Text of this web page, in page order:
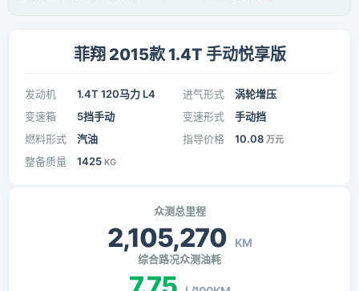
菲翔 2015款 1.4T 手动悦享版
发动机 1.4T 120马力 L4 进气形式
涡轮增压
变速箱
5挡手动 变速形式
手动挡
燃料形式
汽油 指导价格 10.08 万元
整备质量 1425 KG
众测总里程
2,105,270 KM
综合路况众测油耗